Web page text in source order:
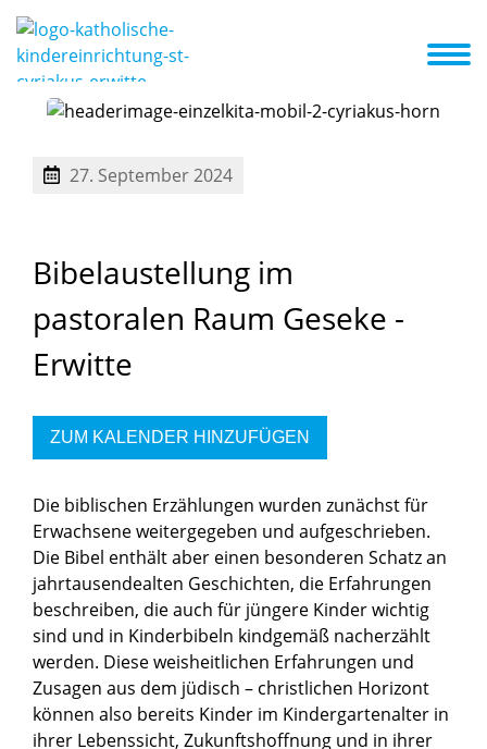
KonzeptErste Schritte in die Kita
27. September 2024
Bibelaustellung im
pastoralen Raum Geseke -
Erwitte
ZUM KALENDER HINZUFÜGEN
Die biblischen Erzählungen wurden zunächst für
Erwachsene weitergegeben und aufgeschrieben.
Die Bibel enthält aber einen besonderen Schatz an
jahrtausendealten Geschichten, die Erfahrungen
beschreiben, die auch für jüngere Kinder wichtig
sind und in Kinderbibeln kindgemäß nacherzählt
werden. Diese weisheitlichen Erfahrungen und
Zusagen aus dem jüdisch – christlichen Horizont
können also bereits Kinder im Kindergartenalter in
ihrer Lebenssicht, Zukunftshoffnung und in ihrer